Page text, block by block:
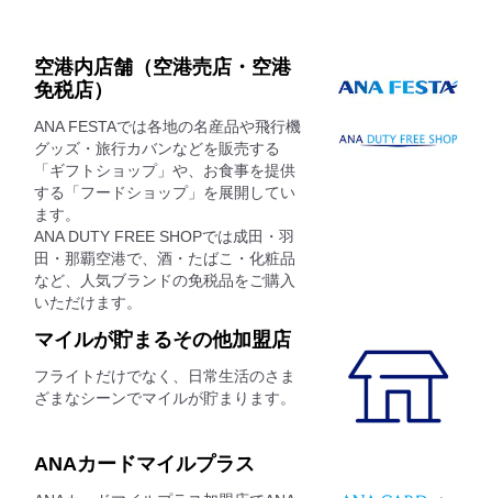
空港内店舗（空港売店・空港
免税店）
ANA FESTAでは各地の名産品や飛行機
グッズ・旅行カバンなどを販売する
「ギフトショップ」や、お食事を提供
する「フードショップ」を展開してい
ます。
ANA DUTY FREE SHOPでは成田・羽
田・那覇空港で、酒・たばこ・化粧品
など、人気ブランドの免税品をご購入
いただけます。
マイルが貯まるその他加盟店
フライトだけでなく、日常生活のさま
ざまなシーンでマイルが貯まります。
ANAカードマイルプラス